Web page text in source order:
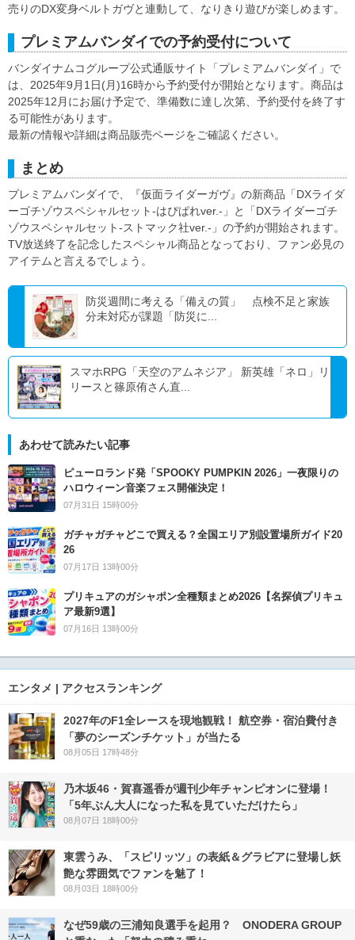
売りのDX変身ベルトガヴと連動して、なりきり遊びが楽しめます。
プレミアムバンダイでの予約受付について
バンダイナムコグループ公式通販サイト「プレミアムバンダイ」で
は、2025年9月1日(月)16時から予約受付が開始となります。商品は
2025年12月にお届け予定で、準備数に達し次第、予約受付を終了す
る可能性があります。
最新の情報や詳細は商品販売ページをご確認ください。
まとめ
プレミアムバンダイで、『仮面ライダーガヴ』の新商品「DXライダ
ーゴチゾウスペシャルセット-はぴぱれver.-」と「DXライダーゴチ
ゾウスペシャルセット-ストマック社ver.-」の予約が開始されます。
TV放送終了を記念したスペシャル商品となっており、ファン必見の
アイテムと言えるでしょう。
防災週間に考える「備えの質」 点検不足と家族
分未対応が課題「防災に...
スマホRPG「天空のアムネジア」 新英雄「ネロ」リ
リースと篠原侑さん直...
あわせて読みたい記事
ピューロランド発「SPOOKY PUMPKIN 2026」一夜限りの
ハロウィーン音楽フェス開催決定！
07月31日 15時00分
ガチャガチャどこで買える？全国エリア別設置場所ガイド20
26
07月17日 13時00分
プリキュアのガシャポン全種類まとめ2026【名探偵プリキュ
ア最新9選】
07月16日 13時00分
エンタメ | アクセスランキング
2027年のF1全レースを現地観戦！ 航空券・宿泊費付き
「夢のシーズンチケット」が当たる
08月05日 17時48分
乃木坂46・賀喜遥香が週刊少年チャンピオンに登場！
「5年ぶん大人になった私を見ていただけたら」
08月07日 18時00分
東雲うみ、「スピリッツ」の表紙＆グラビアに登場し妖
艶な雰囲気でファンを魅了！
08月03日 18時00分
なぜ59歳の三浦知良選手を起用？ ONODERA GROUP